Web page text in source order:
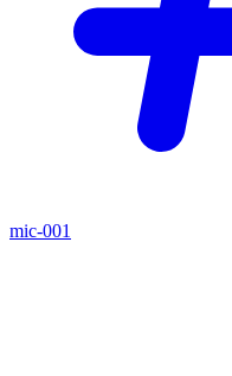
mic-001